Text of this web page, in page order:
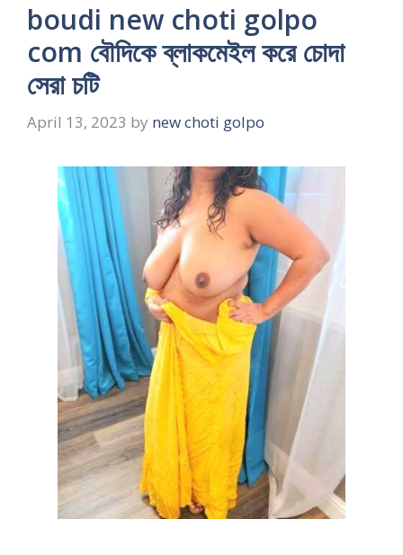
boudi new choti golpo
com বৌদিকে ব্লাকমেইল করে চোদা
সেরা চটি
April 13, 2023 by new choti golpo